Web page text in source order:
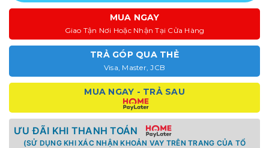
MUA NGAY
Giao Tận Nơi Hoặc Nhận Tại Cửa Hàng
TRẢ GÓP QUA THẺ
Visa, Master, JCB
MUA NGAY - TRẢ SAU
ƯU ĐÃI KHI THANH TOÁN
(SỬ DỤNG KHI XÁC NHẬN KHOẢN VAY TRÊN TRANG CỦA TỔ